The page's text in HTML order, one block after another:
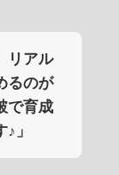
リアル
るのが
で育成
」